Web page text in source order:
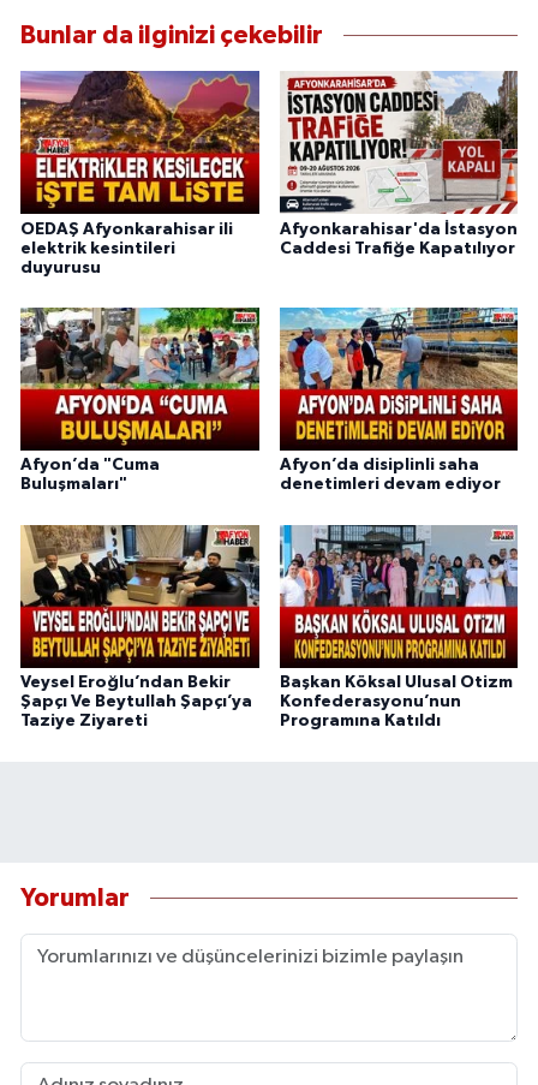
Bunlar da ilginizi çekebilir
OEDAŞ Afyonkarahisar ili
elektrik kesintileri
duyurusu
Afyonkarahisar'da İstasyon
Caddesi Trafiğe Kapatılıyor
Afyon’da "Cuma
Buluşmaları"
Afyon’da disiplinli saha
denetimleri devam ediyor
Veysel Eroğlu’ndan Bekir
Şapçı Ve Beytullah Şapçı’ya
Taziye Ziyareti
Başkan Köksal Ulusal Otizm
Konfederasyonu’nun
Programına Katıldı
Yorumlar